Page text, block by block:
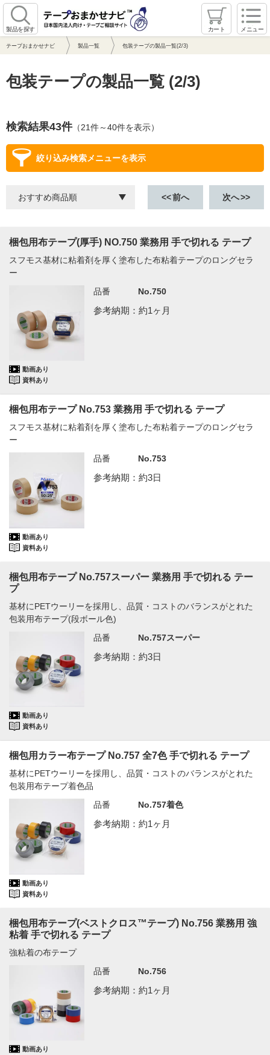
製品を探す カート メニュー
テープおまかせナビ 製品一覧 包装テープの製品一覧(2/3)
包装テープの製品一覧 (2/3)
検索結果43件（21件～40件を表示）
前へ 次へ
絞り込み検索メニューを表示
梱包用布テープ(厚手) NO.750 業務用 手で切れる テープ
スフモス基材に粘着剤を厚く塗布した布粘着テープのロングセラ
ー
動画あり
資料あり
品番 No.750
参考納期：約1ヶ月
梱包用布テープ No.753 業務用 手で切れる テープ
スフモス基材に粘着剤を厚く塗布した布粘着テープのロングセラ
ー
動画あり
資料あり
品番 No.753
参考納期：約3日
梱包用布テープ No.757スーパー 業務用 手で切れる テー
プ
基材にPETウーリーを採用し、品質・コストのバランスがとれた
包装用布テープ(段ボール色)
動画あり
資料あり
品番 No.757スーパー
参考納期：約3日
梱包用カラー布テープ No.757 全7色 手で切れる テープ
基材にPETウーリーを採用し、品質・コストのバランスがとれた
包装用布テープ着色品
動画あり
資料あり
品番 No.757着色
参考納期：約1ヶ月
梱包用布テープ(ベストクロス™テープ) No.756 業務用 強
粘着 手で切れる テープ
強粘着の布テープ
動画あり
品番 No.756
参考納期：約1ヶ月